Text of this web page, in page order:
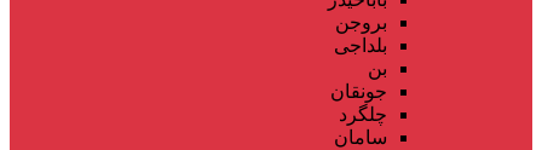
بروجن
بلداجی
بن
جونقان
چلگرد
سامان